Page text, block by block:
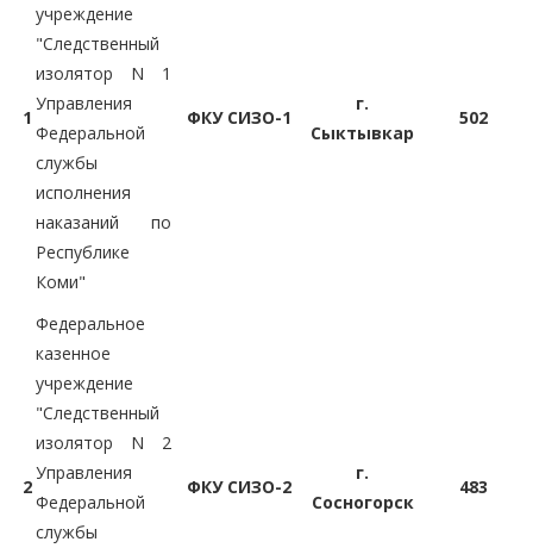
1
учреждение
"Следственный
изолятор N 1
Управления
Федеральной
службы
исполнения
наказаний по
Республике
Коми"
ФКУ СИЗО-1
г.
Сыктывкар
502
2
Федеральное
казенное
учреждение
"Следственный
изолятор N 2
Управления
Федеральной
службы
ФКУ СИЗО-2
г.
Сосногорск
483